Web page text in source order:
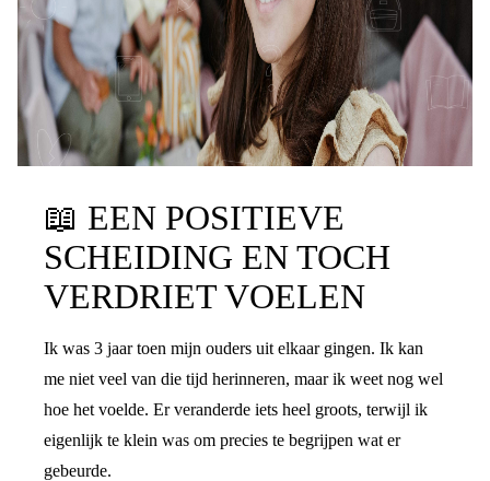
📖 EEN POSITIEVE
SCHEIDING EN TOCH
VERDRIET VOELEN
Ik was 3 jaar toen mijn ouders uit elkaar gingen. Ik kan
me niet veel van die tijd herinneren, maar ik weet nog wel
hoe het voelde. Er veranderde iets heel groots, terwijl ik
eigenlijk te klein was om precies te begrijpen wat er
gebeurde.